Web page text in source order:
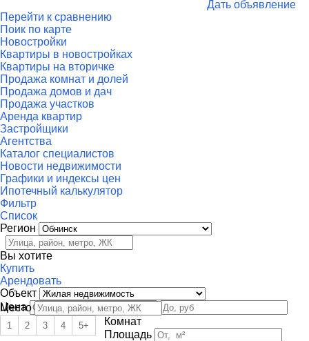
Дать объявление
Перейти к сравнению
Поик по карте
Новостройки
Квартиры в новостройках
Квартиры на вторичке
Продажа комнат и долей
Продажа домов и дач
Продажа участков
Аренда квартир
Застройщики
Агентства
Каталог специалистов
Новости недвижимости
Графики и индексы цен
Ипотечный калькулятор
Фильтр
Список
Регион
Вы хотите
Купить
Арендовать
Объект
Цена
Место
Комнат
1 2 3 4 5+
Площадь